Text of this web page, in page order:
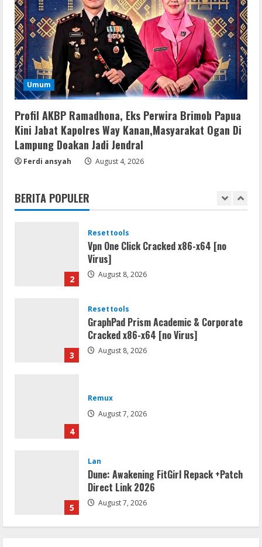
Umum
Profil AKBP Ramadhona, Eks Perwira Brimob Papua
Kini Jabat Kapolres Way Kanan,Masyarakat Ogan Di
Lampung Doakan Jadi Jendral
Ferdi ansyah August 4, 2026
BERITA POPULER
4
Remux
August 7, 2026
5
Lan
Dune: Awakening FitGirl Repack +Patch
August 7, 2026
1
Movies
Vertex Force 2026 BRRip UHD DDP5.1
2
Resettools
Vpn One Click Cracked x86-x64 [no
Virus]
August 8, 2026
3
Resettools
GraphPad Prism Academic & Corporate
Cracked x86-x64 [no Virus]
August 8, 2026
4
Remux
August 7, 2026
5
Lan
Dune: Awakening FitGirl Repack +Patch
Direct Link 2026
August 7, 2026